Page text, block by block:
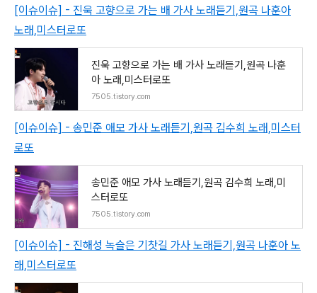
[이슈이슈] - 진욱 고향으로 가는 배 가사 노래듣기,원곡 나훈아
노래,미스터로또
진욱 고향으로 가는 배 가사 노래듣기,원곡 나훈
아 노래,미스터로또
7505.tistory.com
[이슈이슈] - 송민준 애모 가사 노래듣기,원곡 김수희 노래,미스터
로또
송민준 애모 가사 노래듣기,원곡 김수희 노래,미
스터로또
7505.tistory.com
[이슈이슈] - 진해성 녹슬은 기찻길 가사 노래듣기,원곡 나훈아 노
래,미스터로또